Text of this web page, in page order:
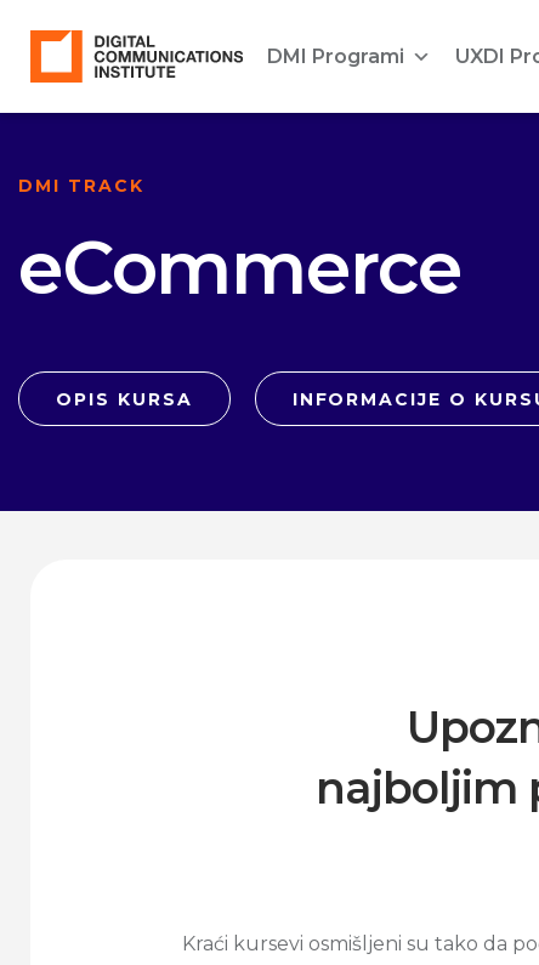
DMI Programi UXDI
DMI TRACK
eCommerce
OPIS KURSA INFORMACIJE O
najboljim
Kraći kursevi osmišljeni su tako da